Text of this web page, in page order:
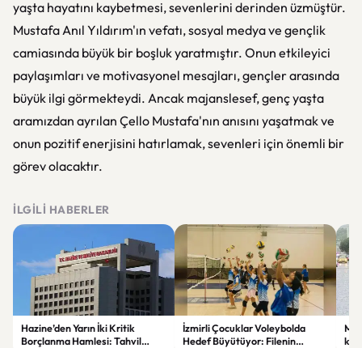
yaşta hayatını kaybetmesi, sevenlerini derinden üzmüştür.
Mustafa Anıl Yıldırım'ın vefatı, sosyal medya ve gençlik
camiasında büyük bir boşluk yaratmıştır. Onun etkileyici
paylaşımları ve motivasyonel mesajları, gençler arasında
büyük ilgi görmekteydi. Ancak majanslesef, genç yaşta
aramızdan ayrılan Çello Mustafa'nın anısını yaşatmak ve
onun pozitif enerjisini hatırlamak, sevenleri için önemli bir
görev olacaktır.
İLGILI HABERLER
Hazine’den Yarın İki Kritik
Borçlanma Hamlesi: Tahvil
İzmirli Çocuklar Voleybolda
Hedef Büyütüyor: Filenin